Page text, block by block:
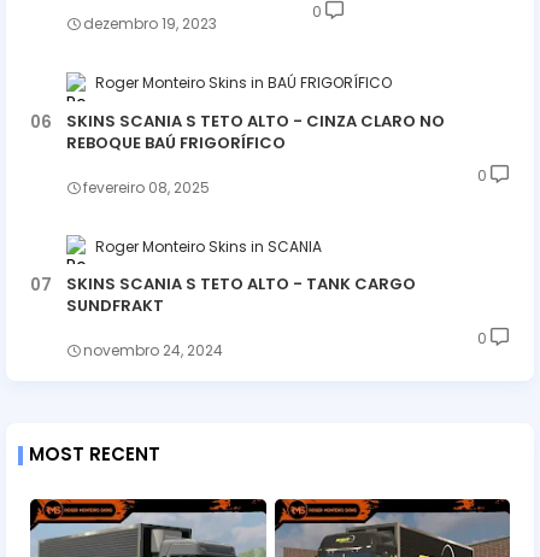
dezembro 19, 2023
0
Roger Monteiro Skins BAÚ FRIGORÍFICO
SKINS SCANIA S TETO ALTO - CINZA CLARO NO
REBOQUE BAÚ FRIGORÍFICO
fevereiro 08, 2025
0
Roger Monteiro Skins SCANIA
SKINS SCANIA S TETO ALTO - TANK CARGO
SUNDFRAKT
novembro 24, 2024
0
MOST RECENT